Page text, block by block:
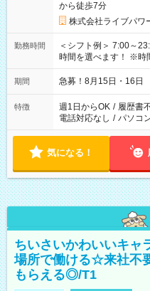
から徒歩7分
株式会社ライブパワ
勤務時間
＜シフト例＞ 7:00～23:00 13:30～
時間を選べます！ ※時
期間 急募！8月15日・16日
特徴 週1日からOK / 履歴書
電話対応なし / パソコ
気になる！
ちいさいかわいいキャ
場所で働ける☆来社不
もらえる◎/T1